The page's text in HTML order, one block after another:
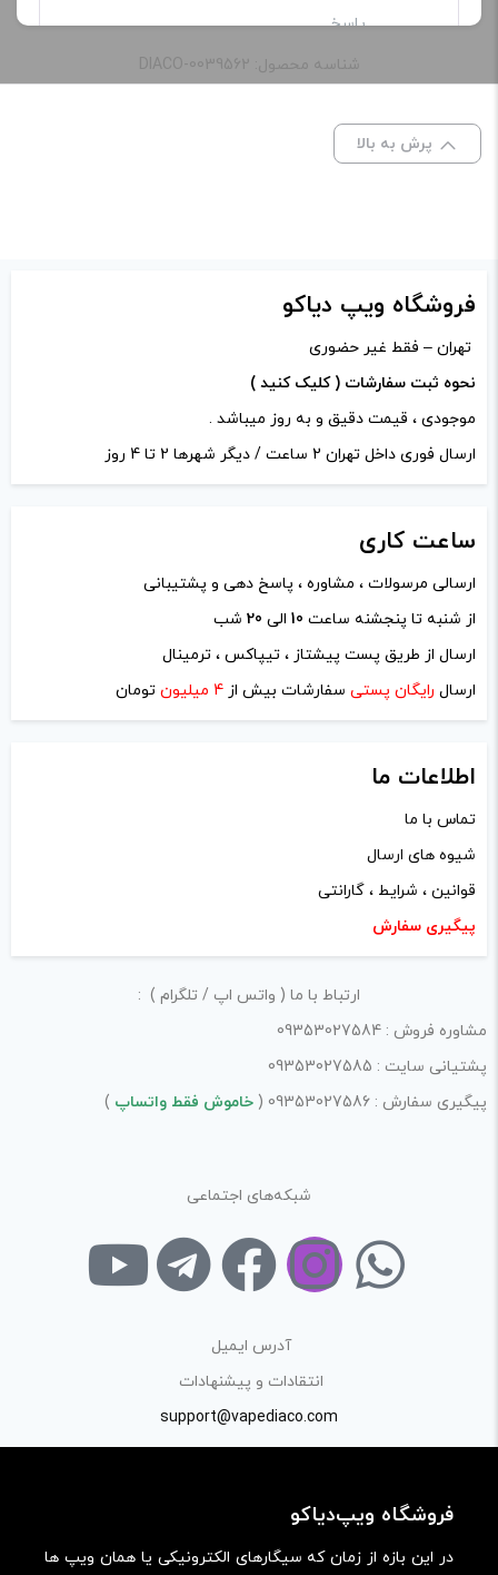
نیکوتین: 3 میلی‌ گرم
پاسخ
خرید این محصول را توصیه می‌کنم
Ripe Vapes VCT Black Juice
کنید تشکر ویژه هم دارم از مدیریت ویپ دیاکو
نقاط قوت
طعم و عطر مناسب
رایحه عالی یه کوچولو بیشتر از
بقیه VCT ها 👌
ادمین ویپ دیاکو
پاسخ
مبارکتون باشه عزیز با تشکر از خرید و
دیدگاه خود را بنویسید
نشانی ایمیل شما منتشر نخواهد شد.
علامت‌گذاری شده‌اند
دیدگاه شما *
شناسه محصول: DIACO-0039562
پرش به بالا
فروشگاه ویپ دیاکو
تهران – فقط غیر حضوری
نحوه ثبت سفارشات ( کلیک کنید )
موجودی ، قیمت دقیق و به روز میباشد .
ارسال فوری داخل تهران 2 ساعت / دیگر شهرها 2 تا 4 روز
ساعت کاری
ارسالی مرسولات ، مشاوره ، پاسخ دهی و پشتیبانی
از شنبه تا پنجشنه ساعت 10 الی 20 شب
ارسال از طریق پست پیشتاز ، تیپاکس ، ترمینال
ارسال رایگان پستی سفارشات بیش از 4 میلیون تومان
اطلاعات ما
تماس با ما
شیوه های ارسال
قوانین ، شرایط ، گارانتی
پیگیری سفارش
ارتباط با ما ( واتس اپ / تلگرام ) :
مشاوره فروش : 09353027584
پشتیانی سایت : 09353027585
پیگیری سفارش : 09353027586 (
خاموش فقط واتساپ )
شبکه‌های اجتماعی
آدرس ایمیل
انتقادات و پیشنهادات
support@vapediaco.com
فروشگاه ویپ‌دیاکو
در این بازه از زمان که سیگارهای الکترونیکی یا همان ویپ ها